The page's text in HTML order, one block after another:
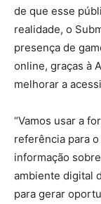
de que esse
realidade, o
presença de
online, graças à
melhorar a
“Vamos usar a
referência para
informação
ambiente digital
para gerar